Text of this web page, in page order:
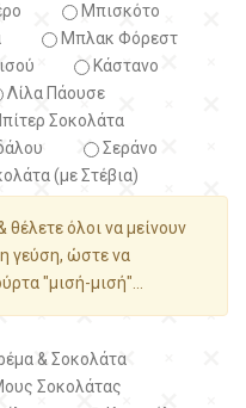
Μπισκότο
Μπλακ Φόρεστ
Κάστανο
Λίλα Πάουσε
Σοκολάτα
Σεράνο
(με Στέβια)
θέλετε όλοι να μείνουν
γεύση, ώστε να
"μισή-μισή"...
& Σοκολάτα
Σοκολάτας